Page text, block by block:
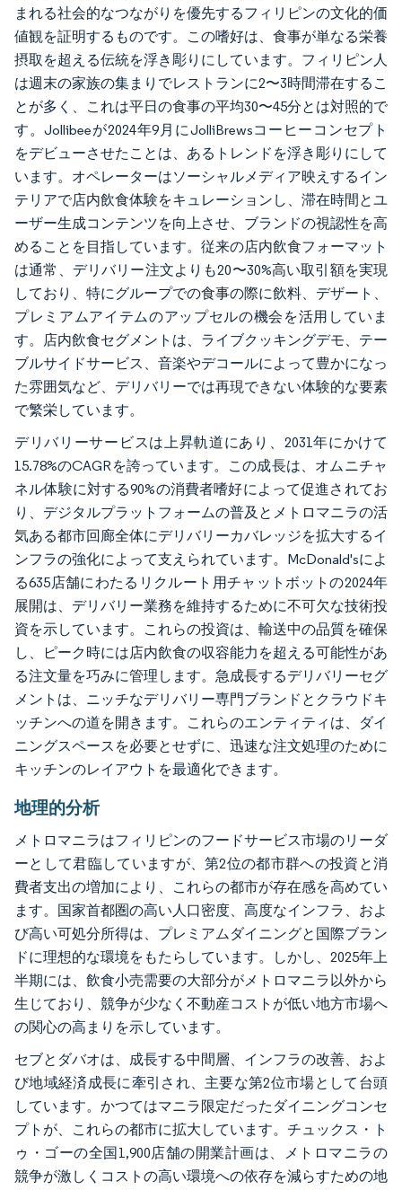
まれる社会的なつながりを優先するフィリピンの文化的価
値観を証明するものです。この嗜好は、食事が単なる栄養
摂取を超える伝統を浮き彫りにしています。フィリピン人
は週末の家族の集まりでレストランに2〜3時間滞在するこ
とが多く、これは平日の食事の平均30〜45分とは対照的で
す。Jollibeeが2024年9月にJolliBrewsコーヒーコンセプト
をデビューさせたことは、あるトレンドを浮き彫りにして
います。オペレーターはソーシャルメディア映えするイン
テリアで店内飲食体験をキュレーションし、滞在時間とユ
ーザー生成コンテンツを向上させ、ブランドの視認性を高
めることを目指しています。従来の店内飲食フォーマット
は通常、デリバリー注文よりも20〜30%高い取引額を実現
しており、特にグループでの食事の際に飲料、デザート、
プレミアムアイテムのアップセルの機会を活用していま
す。店内飲食セグメントは、ライブクッキングデモ、テー
ブルサイドサービス、音楽やデコールによって豊かになっ
た雰囲気など、デリバリーでは再現できない体験的な要素
で繁栄しています。
デリバリーサービスは上昇軌道にあり、2031年にかけて
15.78%のCAGRを誇っています。この成長は、オムニチャ
ネル体験に対する90%の消費者嗜好によって促進されてお
り、デジタルプラットフォームの普及とメトロマニラの活
気ある都市回廊全体にデリバリーカバレッジを拡大するイ
ンフラの強化によって支えられています。McDonald'sによ
る635店舗にわたるリクルート用チャットボットの2024年
展開は、デリバリー業務を維持するために不可欠な技術投
資を示しています。これらの投資は、輸送中の品質を確保
し、ピーク時には店内飲食の収容能力を超える可能性があ
る注文量を巧みに管理します。急成長するデリバリーセグ
メントは、ニッチなデリバリー専門ブランドとクラウドキ
ッチンへの道を開きます。これらのエンティティは、ダイ
ニングスペースを必要とせずに、迅速な注文処理のために
キッチンのレイアウトを最適化できます。
地理的分析
メトロマニラはフィリピンのフードサービス市場のリーダ
ーとして君臨していますが、第2位の都市群への投資と消
費者支出の増加により、これらの都市が存在感を高めてい
ます。国家首都圏の高い人口密度、高度なインフラ、およ
び高い可処分所得は、プレミアムダイニングと国際ブラン
ドに理想的な環境をもたらしています。しかし、2025年上
半期には、飲食小売需要の大部分がメトロマニラ以外から
生じており、競争が少なく不動産コストが低い地方市場へ
の関心の高まりを示しています。
セブとダバオは、成長する中間層、インフラの改善、およ
び地域経済成長に牽引され、主要な第2位市場として台頭
しています。かつてはマニラ限定だったダイニングコンセ
プトが、これらの都市に拡大しています。チュックス・ト
ゥ・ゴーの全国1,900店舗の開業計画は、メトロマニラの
競争が激しくコストの高い環境への依存を減らすための地